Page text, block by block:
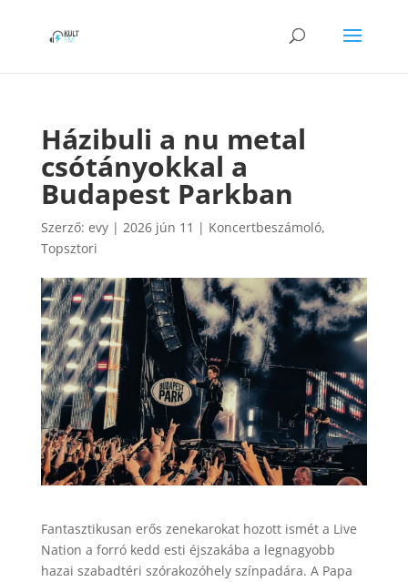
Házibuli a nu metal
csótányokkal a
Budapest Parkban
Szerző: evy| 2026 jún 11 | Koncertbeszámoló,
Topsztori
Fantasztikusan erős zenekarokat hozott ismét a Live
Nation a forró kedd esti éjszakába a legnagyobb
hazai szabadtéri szórakozóhely színpadára. A Papa